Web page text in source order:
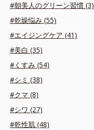
#朝美人のグリーン習慣 (3)
#乾燥悩み (55)
#エイジングケア (41)
#美白 (35)
#くすみ (54)
#シミ (38)
#クマ (8)
#シワ (27)
#乾性肌 (48)